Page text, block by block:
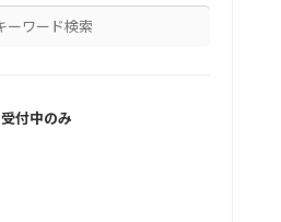
受付中のみ